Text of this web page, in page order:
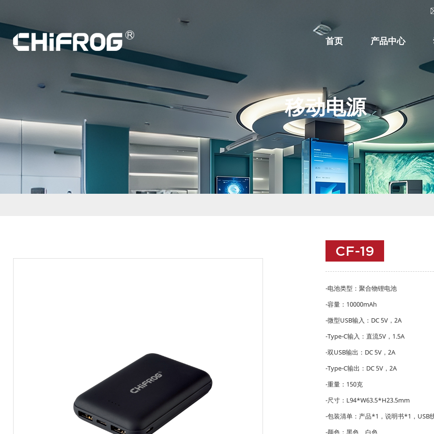
首页 产品中心
移动电源
CF-19
-电池类型：聚合物锂电池
-容量：10000mAh
-微型USB输入：DC 5V，2A
-Type-C输入：直流5V，1.5A
-双USB输出：DC 5V，2A
-Type-C输出：DC 5V，2A
-重量：150克
-尺寸：L94*W63.5*H23.5mm
-包装清单：产品*1，说明书*1，USB
-颜色：黑色、白色